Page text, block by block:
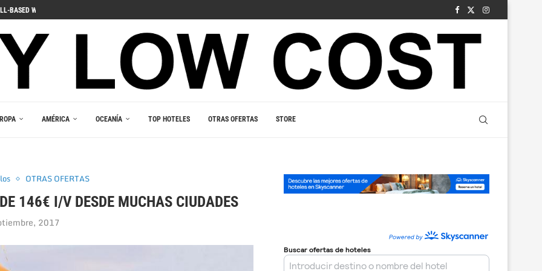
ПОГРУЖЕНИЯ В ИГРОВОЙ...
AMÉRICA OCEANÍA TOP HOTELES OTRAS OFERTAS STORE
OTRAS OFERTAS
146€ I/V DESDE MUCHAS CIUDADES
2017